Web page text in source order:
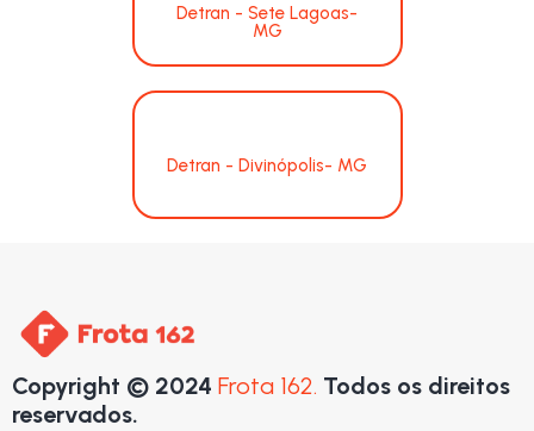
Detran - Sete Lagoas-
MG
Detran - Divinópolis- MG
Copyright © 2024 Frota 162. Todos os direitos
reservados.